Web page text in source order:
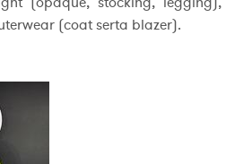
(coat serta blazer).